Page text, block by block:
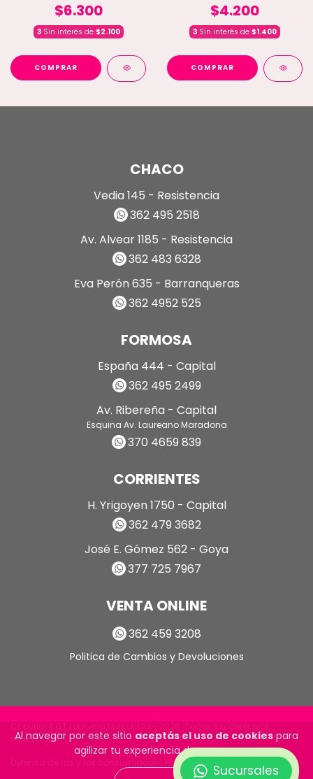
Al navegar por este sitio aceptás el uso de cookies para
agilizar tu experiencia de compra.
$6.300
3Sin interés de $2.100
COMPRAR
$4.200
3 Sin interés de $1.400
COMPRAR
Sucursales
CHACO
Vedia 145 - Resistencia
362 495 2518
Av. Alvear 1185 - Resistencia
362 483 6328
Eva Perón 635 - Barranqueras
362 4952 525
FORMOSA
España 444 - Capital
362 495 2499
Av. Ribereña - Capital
Esquina Av. Laureano Maradona
370 4659 839
CORRIENTES
H. Yrigoyen 1750 - Capital
362 479 3682
José E. Gómez 562 - Goya
377 725 7967
VENTA ONLINE
362 459 3208
Politica de Cambios y Devoluciones
Copyright GT Lencería Mayorista - 2026. Todos los derechos
reservados.
Defensa de las y los consumidores. Para reclamos
ingrese aquí